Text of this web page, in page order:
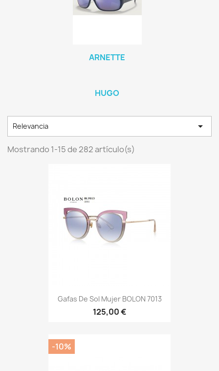
ARNETTE
HUGO
Relevancia 
Mostrando 1-15 de 282 artículo(s)
Gafas De Sol Mujer BOLON 7013
125,00 €
-10%